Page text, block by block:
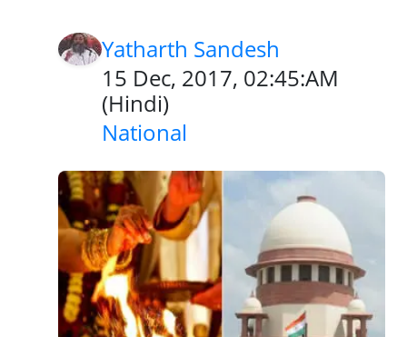
Yatharth Sandesh
15 Dec, 2017, 02:45:AM
(Hindi)
National